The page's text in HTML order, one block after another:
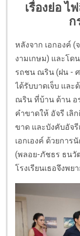
เรื่องย่อ ไ
ก
หลังจาก เอกองค์ (
งามเกษม) และโด
รถชน ณริน (ฝน -
ได้รับบาดเจ็บ และ
ณริน ที่บ้าน ด้าน อ
คำขาดให้ อัจรี เลิ
ขาด และบังคับอัจ
เอกเองค์ ด้วยกา
(พลอย-ภัชธร ธนวั
โรงเรียนเธอจึงพ